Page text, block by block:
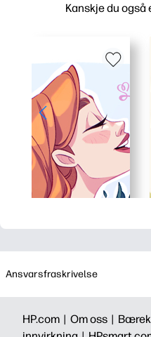
Kanskje du
Ansvarsfraskrivelse
HP.com | Om oss |